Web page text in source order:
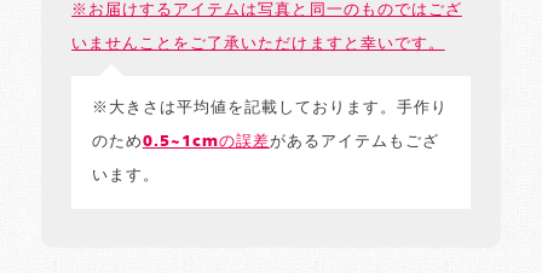
※お届けするアイテムは写真と同一のものではござ
いませんことをご了承いただけますと幸いです。
※大きさは平均値を記載しております。手作り
のため0.5~1cmの誤差があるアイテムもござ
います。